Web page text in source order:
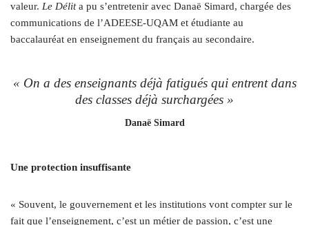
valeur. Le Délita pu s’entretenir avec Danaë Simard, chargée des
communications de l’ADEESE-UQAM et étudiante au
baccalauréat en enseignement du français au secondaire.
« On a des enseignants déjà fatigués qui entrent dans
des classes déjà surchargées »
Danaë Simard
Une protection insuffisante
« Souvent, le gouvernement et les institutions vont compter sur le
fait que l’enseignement, c’est un métier de passion, c’est une